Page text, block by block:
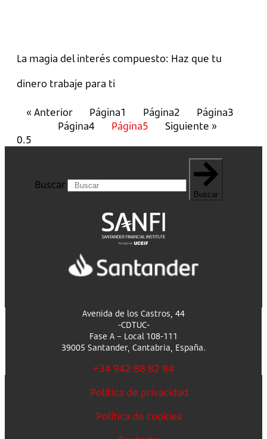
La magia del interés compuesto: Haz que tu
dinero trabaje para ti
« Anterior Página1 Página2 Página3
Página4 Página5 Siguiente »
Buscar
Buscar
Avenida de los Castros, 44
-CDTUC-
Fase A – Local 108-111
39005 Santander, Cantabria, España.
+34 942 88 82 94
Política de privacidad
Política de cookies